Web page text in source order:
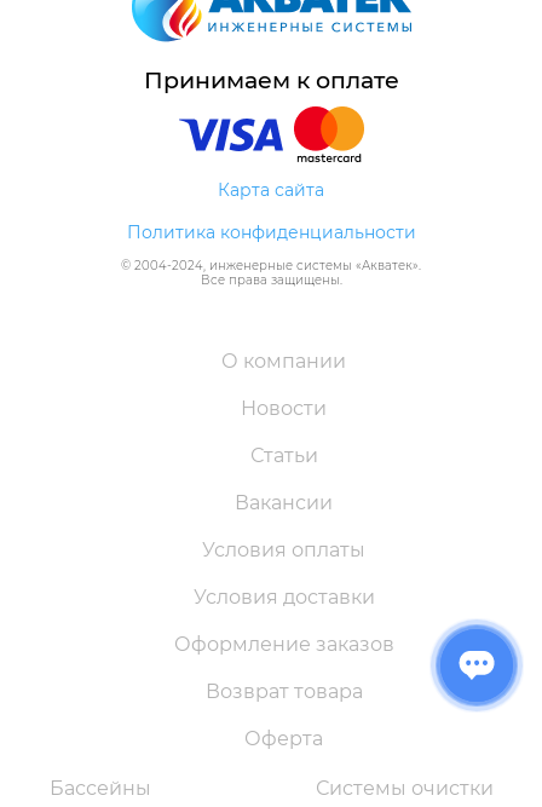
Принимаем к оплате
Карта сайта
Политика конфиденциальности
© 2004-2024, инженерные системы «Акватек».
Все права защищены.
О компании
Новости
Статьи
Вакансии
Условия оплаты
Условия доставки
Оформление заказов
Возврат товара
Оферта
Бассейны
Системы очистки